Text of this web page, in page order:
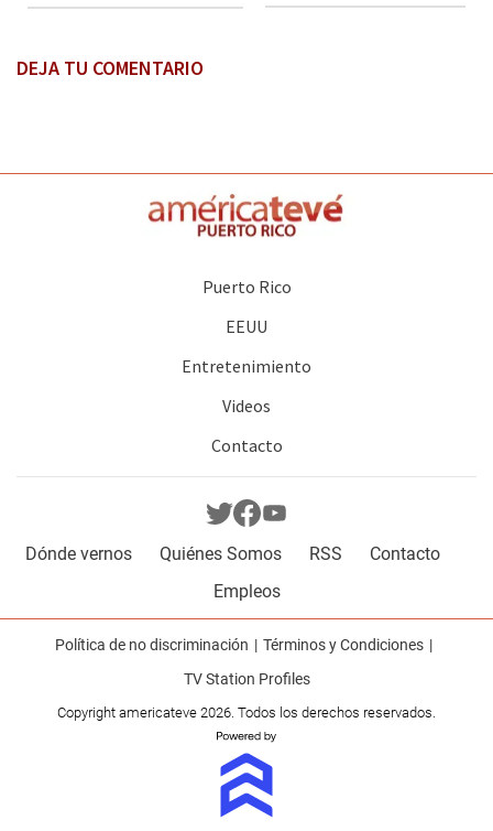
DEJA TU COMENTARIO
Puerto Rico
EEUU
Entretenimiento
Videos
Contacto
Dónde vernos Quiénes Somos RSS
Contacto
Empleos
Política de no discriminación
Términos y Condiciones
TV Station Profiles
Copyright americateve 2026. Todos los derechos reservados.